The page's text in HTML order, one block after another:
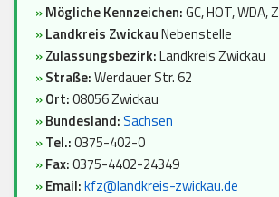
»Mögliche Kennzeichen:GC, HOT, WDA, Z
»Landkreis ZwickauNebenstelle
»Zulassungsbezirk:Landkreis Zwickau
»Straße:Werdauer Str. 62
»Ort:08056 Zwickau
»Bundesland:Sachsen
»Tel.:0375-402-0
»Fax:0375-4402-24349
»Email:kfz@landkreis-zwickau.de